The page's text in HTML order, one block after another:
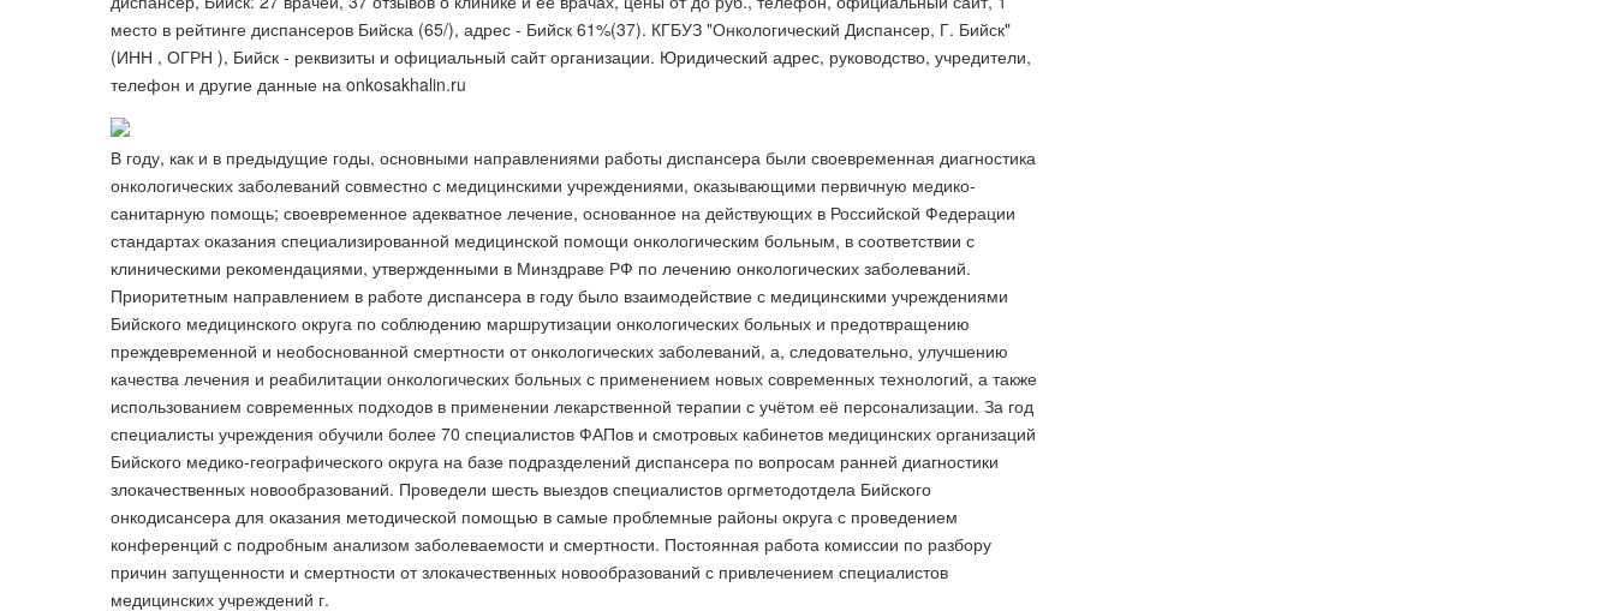
место в рейтинге диспансеров Бийска (65/), адрес - Бийск 61%(37). КГБУЗ "Онкологический Диспансер, Г. Бийск"
(ИНН , ОГРН ), Бийск - реквизиты и официальный сайт организации. Юридический адрес, руководство, учредители,
телефон и другие данные на onkosakhalin.ru
В году, как и в предыдущие годы, основными направлениями работы диспансера были своевременная диагностика
онкологических заболеваний совместно с медицинскими учреждениями, оказывающими первичную медико-
санитарную помощь; своевременное адекватное лечение, основанное на действующих в Российской Федерации
стандартах оказания специализированной медицинской помощи онкологическим больным, в соответствии с
клиническими рекомендациями, утвержденными в Минздраве РФ по лечению онкологических заболеваний.
Приоритетным направлением в работе диспансера в году было взаимодействие с медицинскими учреждениями
Бийского медицинского округа по соблюдению маршрутизации онкологических больных и предотвращению
преждевременной и необоснованной смертности от онкологических заболеваний, а, следовательно, улучшению
качества лечения и реабилитации онкологических больных с применением новых современных технологий, а также
использованием современных подходов в применении лекарственной терапии с учётом её персонализации. За год
специалисты учреждения обучили более 70 специалистов ФАПов и смотровых кабинетов медицинских организаций
Бийского медико-географического округа на базе подразделений диспансера по вопросам ранней диагностики
злокачественных новообразований. Проведели шесть выездов специалистов оргметодотдела Бийского
онкодисансера для оказания методической помощью в самые проблемные районы округа с проведением
конференций с подробным анализом заболеваемости и смертности. Постоянная работа комиссии по разбору
причин запущенности и смертности от злокачественных новообразований с привлечением специалистов
медицинских учреждений г.